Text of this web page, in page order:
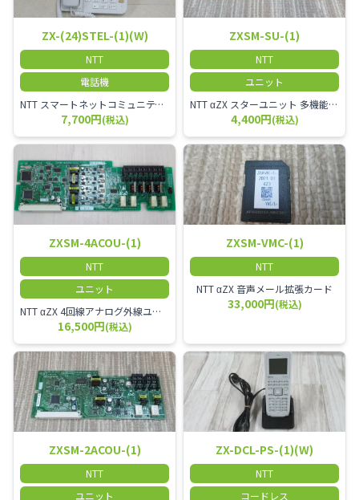
ZX-(24)STEL-(1)(W)
NTT
電話機
NTT スマートネットコミュニティαZX 24ボタンスター標準電話機
7,700円(税込)
ZXSM-SU-(1)
NTT
ユニット
NTT αZX スターユニット 多機能電話機ユニット
4,400円(税込)
ZXSM-4ACOU-(1)
NTT
ユニット
NTT αZX 4回線アナログ外線ユニット アナログ4ch収容ユニット
16,500円(税込)
ZXSM-VMC-(1)
NTT
NTT αZX 音声メール拡張カード
33,000円(税込)
ZXSM-2ACOU-(1)
NTT
ユニット
ZX-DCL-PS-(1)(W)
NTT
コードレス